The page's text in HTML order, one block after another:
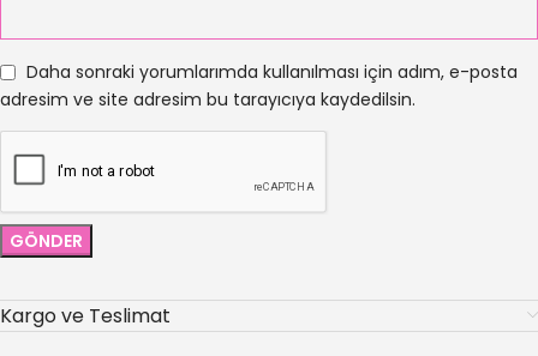
Daha sonraki yorumlarımda kullanılması için adım, e-posta
adresim ve site adresim bu tarayıcıya kaydedilsin.
Kargo ve Teslimat